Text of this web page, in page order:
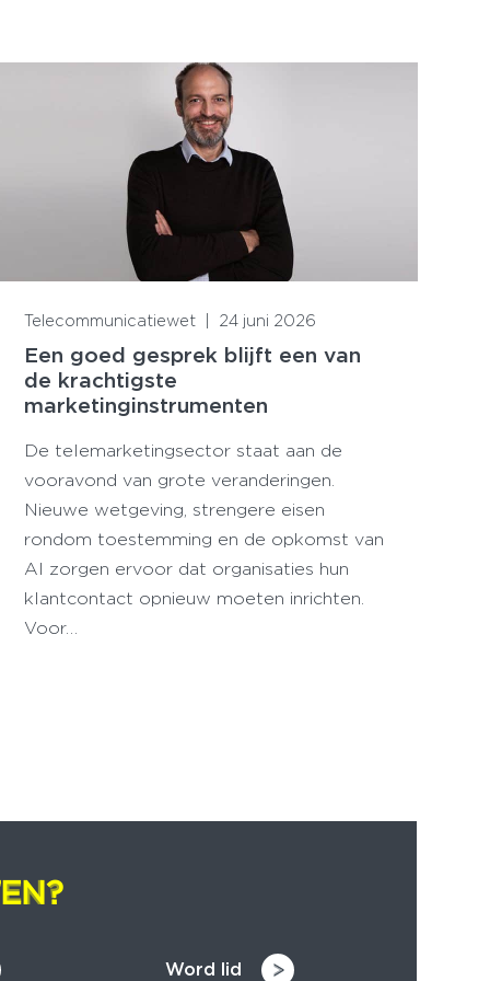
Telecommunicatiewet 24 juni 2026
Een goed gesprek blijft een van
de krachtigste
marketinginstrumenten
De telemarketingsector staat aan de
vooravond van grote veranderingen.
Nieuwe wetgeving, strengere eisen
rondom toestemming en de opkomst van
AI zorgen ervoor dat organisaties hun
klantcontact opnieuw moeten inrichten.
Voor…
Word lid